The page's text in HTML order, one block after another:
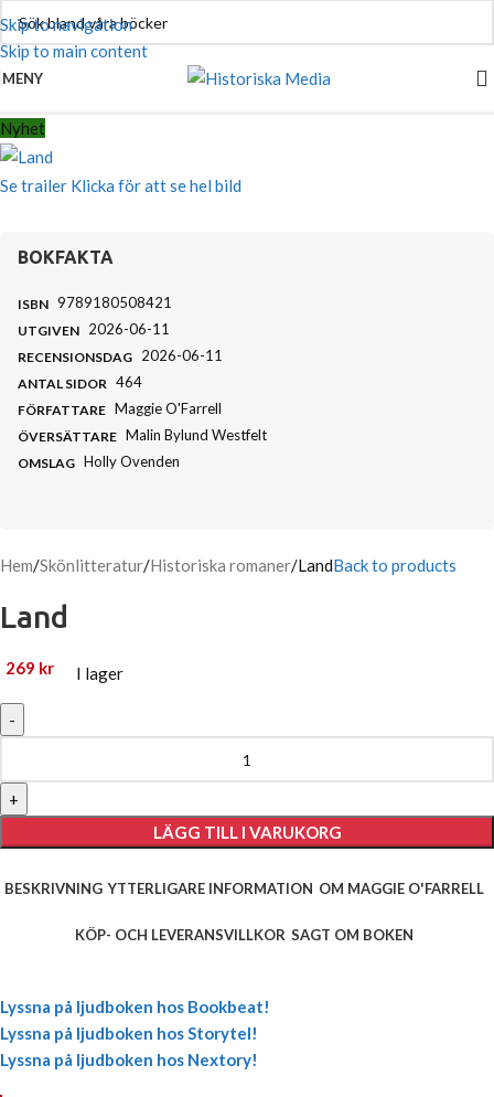
Skip to navigation
Skip to main content
MENY
Nyhet
Se trailer Klicka för att se hel bild
BOKFAKTA
ISBN 9789180508421
UTGIVEN 2026-06-11
RECENSIONSDAG 2026-06-11
ANTAL SIDOR 464
FÖRFATTARE Maggie O'Farrell
ÖVERSÄTTARE Malin Bylund Westfelt
OMSLAG Holly Ovenden
Hem Skönlitteratur Historiska romaner LandBack to products
Land
269 kr I lager
LÄGG TILL I VARUKORG
BESKRIVNING YTTERLIGARE INFORMATION OM MAGGIE O'FARRELL
KÖP- OCH LEVERANSVILLKOR SAGT OM BOKEN
Lyssna på ljudboken hos Bookbeat!
Lyssna på ljudboken hos Storytel!
Lyssna på ljudboken hos Nextory!